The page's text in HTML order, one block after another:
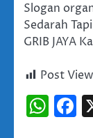
Slogan
Sedarah
GRIB JAYA
Post